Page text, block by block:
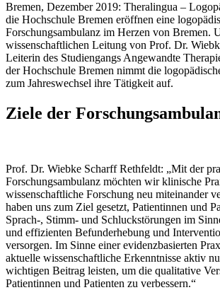
Bremen, Dezember 2019: Theralingua –
die Hochschule Bremen eröffnen eine
Forschungsambulanz im Herzen von Bremen.
wissenschaftlichen Leitung von Prof. Dr.
Leiterin des Studiengangs Angewandte
der Hochschule Bremen nimmt die
zum Jahreswechsel ihre Tätigkeit auf.
Ziele der
Prof. Dr. Wiebke Scharff Rethfeldt: „Mit der
Forschungsambulanz möchten wir klinische
wissenschaftliche Forschung neu miteinander
haben uns zum Ziel gesetzt, Patientinnen und
Sprach-, Stimm- und Schluckstörungen im
und effizienten Befunderhebung und
versorgen. Im Sinne einer evidenzbasierten
aktuelle wissenschaftliche Erkenntnisse aktiv
wichtigen Beitrag leisten, um die qualitative
Patientinnen und Patienten zu verbessern.“